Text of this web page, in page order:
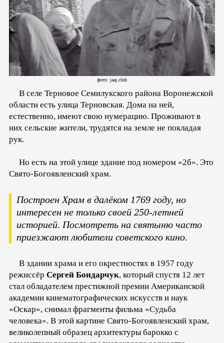
фото: jaaj.club
В селе Терновое Семилукского района Воронежской
области есть улица Терновская. Дома на ней,
естественно, имеют свою нумерацию. Проживают в
них сельские жители, трудятся на земле не покладая
рук.
Но есть на этой улице здание под номером «2б». Это
Свято-Богоявленский храм.
Построен Храм в далёком 1769 году, но
интересен не только своей 250-летней
историей. Посмотреть на святыню часто
приезжают любители советского кино.
В здании храма и его окрестностях в 1957 году
режиссёр Сергей Бондарчук, который спустя 12 лет
стал обладателем престижной премии Американской
академии кинематографических искусств и наук
«Оскар», снимал фрагменты фильма «Судьба
человека». В этой картине Свято-Богоявленский храм,
великолепный образец архитектуры барокко с